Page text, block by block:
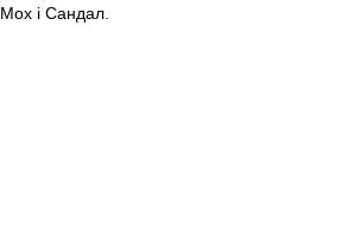
і Сандал.